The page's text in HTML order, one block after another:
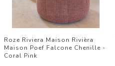
Roze Riviera Maison Rivièra
Maison Poef Falcone Chenille -
Coral Pink